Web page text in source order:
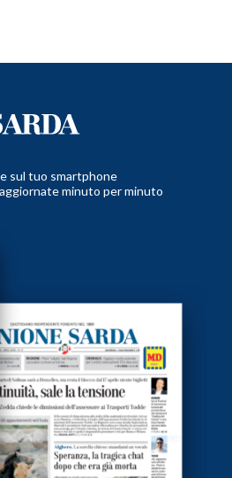
sul tuo smartphone
minuto per minuto